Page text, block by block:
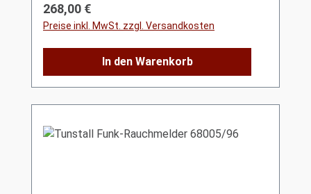
Regulärer Preis:
268,00 €
Preise inkl. MwSt. zzgl. Versandkosten
In den Warenkorb